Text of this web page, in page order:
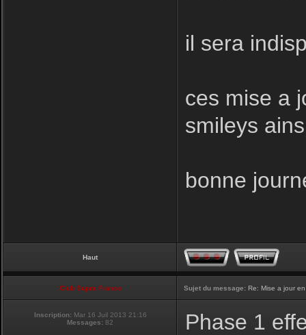
il sera
ces mise a
smileys
bonne
Haut
Club Supra France Sujet du message: Re: Mise a jour
Inscription: Mar 16 Juil 2013 21:16
Messages: 82 Phase 1